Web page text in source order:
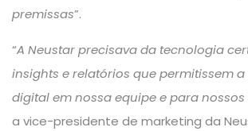
premissas”.
“A Neustar precisava da tecnologia
insights e relatórios que permitissem
digital em nossa equipe e para nossos
a vice-presidente de marketing da